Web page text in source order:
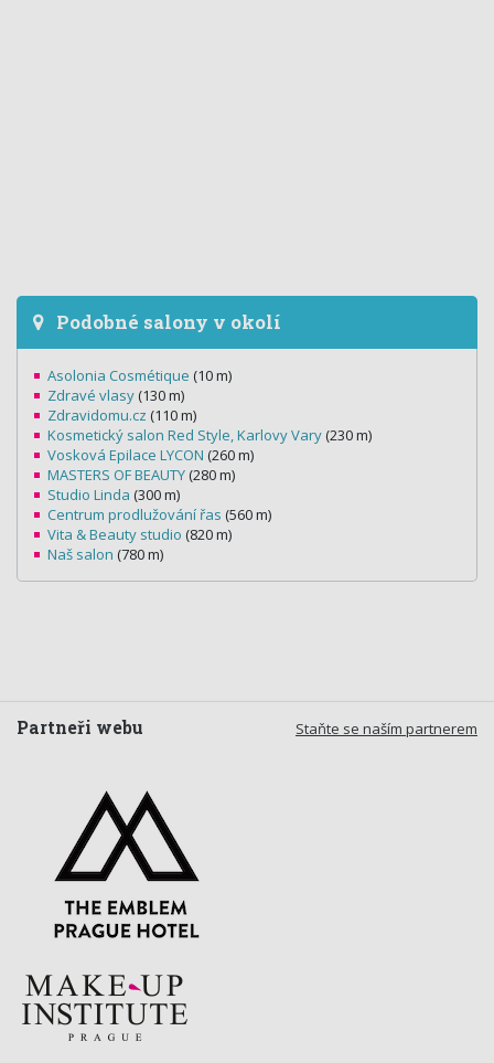
Podobné salony v okolí
Asolonia Cosmétique (10 m)
Zdravé vlasy (130 m)
Zdravidomu.cz (110 m)
Kosmetický salon Red Style, Karlovy Vary (230 m)
Vosková Epilace LYCON (260 m)
MASTERS OF BEAUTY (280 m)
Studio Linda (300 m)
Centrum prodlužování řas (560 m)
Vita & Beauty studio (820 m)
Naš salon (780 m)
Staňte se naším partnerem
Partneři webu